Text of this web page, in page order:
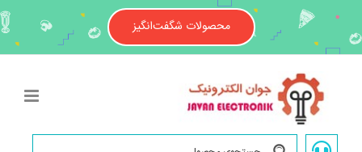
content
محصولات شگفت‌انگیز